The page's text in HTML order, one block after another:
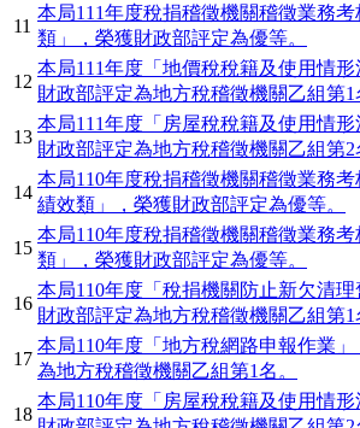
11
本局111年度稅捐稽徵機關稽徵業務
類」，榮獲財政部評定為優等。
12
本局111年度「地價稅稅籍及使用情
財政部評定為地方稅稽徵機關乙組第1
13
本局111年度「房屋稅稅籍及使用情
財政部評定為地方稅稽徵機關乙組第2
14
本局110年度稅捐稽徵機關稽徵業務
績效類」，榮獲財政部評定為優等。
15
本局110年度稅捐稽徵機關稽徵業務
類」，榮獲財政部評定為優等。
16
本局110年度「稅捐機關防止新欠清
財政部評定為地方稅稽徵機關乙組第1
17
本局110年度「地方稅網路申報作業
為地方稅稽徵機關乙組第1名。
18
本局110年度「房屋稅稅籍及使用情